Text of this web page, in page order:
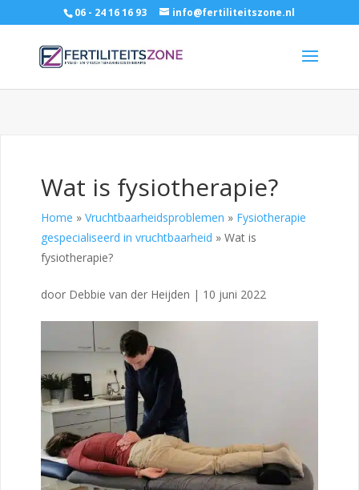
06 - 24 16 16 93 info@fertiliteitszone.nl
Wat is fysiotherapie?
Home » Vruchtbaarheidsproblemen » Fysiotherapie
gespecialiseerd in vruchtbaarheid » Wat is
fysiotherapie?
door Debbie van der Heijden | 10 juni 2022